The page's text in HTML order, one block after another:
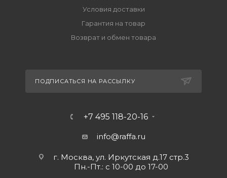
Условия доставки
Гарантия на товар
Возврат и обмен товара
ПОДПИСАТЬСЯ НА РАССЫЛКУ
+7 495 118-20-16
info@raffa.ru
г. Москва, ул. Иркутская д.17 стр.3
Пн.-Пт.: с 10-00 до 17-00